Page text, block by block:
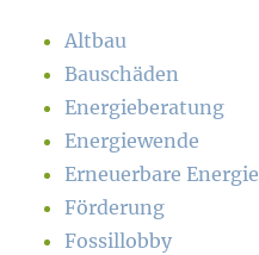
Altbau
Bauschäden
Energieberatung
Energiewende
Erneuerbare Energie
Förderung
Fossillobby